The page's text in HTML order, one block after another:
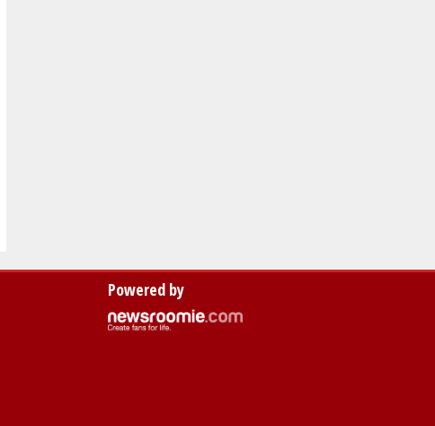
Powered by